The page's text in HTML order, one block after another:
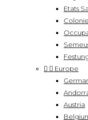
Etats
  Europe
Austria